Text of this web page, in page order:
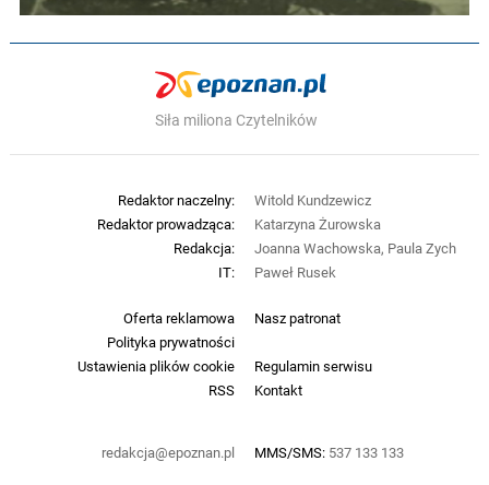
Siła miliona Czytelników
Oferta reklamowa
Nasz patronat
Polityka prywatności
Ustawienia plików cookie
Regulamin serwisu
RSS
Kontakt
redakcja@epoznan.pl MMS/SMS: 537 133 133
Redaktor naczelny:
Witold Kundzewicz
Redaktor prowadząca:
Katarzyna Żurowska
Redakcja:
Joanna Wachowska, Paula Zych
IT:
Paweł Rusek